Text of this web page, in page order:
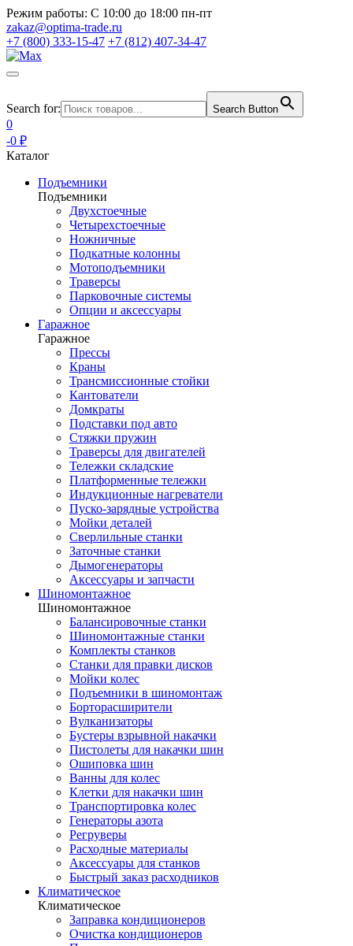
Режим работы: С 10:00 до 18:00 пн-пт
zakaz@optima-trade.ru
+7 (800) 333-15-47 +7 (812) 407-34-47
Search for: Search Button
0
-0 ₽
Каталог
Подъемники
Подъемники
Двухстоечные
Четырехстоечные
Ножничные
Подкатные колонны
Мотоподъемники
Траверсы
Парковочные системы
Опции и аксессуары
Гаражное
Гаражное
Прессы
Краны
Трансмиссионные стойки
Кантователи
Домкраты
Подставки под авто
Стяжки пружин
Траверсы для двигателей
Тележки складские
Платформенные тележки
Индукционные нагреватели
Пуско-зарядные устройства
Мойки деталей
Сверлильные станки
Заточные станки
Дымогенераторы
Аксессуары и запчасти
Шиномонтажное
Шиномонтажное
Балансировочные станки
Шиномонтажные станки
Комплекты станков
Станки для правки дисков
Мойки колес
Подъемники в шиномонтаж
Борторасширители
Вулканизаторы
Бустеры взрывной накачки
Пистолеты для накачки шин
Ошиповка шин
Ванны для колес
Клетки для накачки шин
Транспортировка колес
Генераторы азота
Регруверы
Расходные материалы
Аксессуары для станков
Быстрый заказ расходников
Климатическое
Климатическое
Заправка кондиционеров
Очистка кондиционеров